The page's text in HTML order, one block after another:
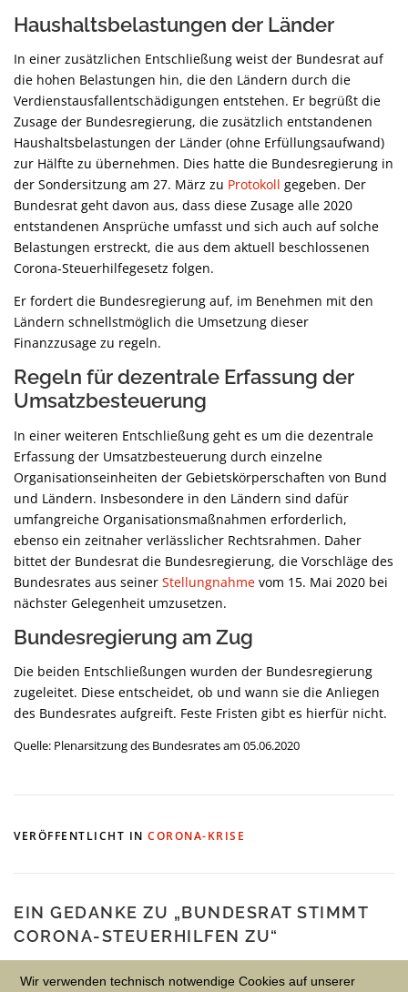
Haushaltsbelastungen der Länder
In einer zusätzlichen Entschließung weist der Bundesrat auf
die hohen Belastungen hin, die den Ländern durch die
Verdienstausfallentschädigungen entstehen. Er begrüßt die
Zusage der Bundesregierung, die zusätzlich entstandenen
Haushaltsbelastungen der Länder (ohne Erfüllungsaufwand)
zur Hälfte zu übernehmen. Dies hatte die Bundesregierung in
der Sondersitzung am 27. März zu Protokoll gegeben. Der
Bundesrat geht davon aus, dass diese Zusage alle 2020
entstandenen Ansprüche umfasst und sich auch auf solche
Belastungen erstreckt, die aus dem aktuell beschlossenen
Corona-Steuerhilfegesetz folgen.
Er fordert die Bundesregierung auf, im Benehmen mit den
Ländern schnellstmöglich die Umsetzung dieser
Finanzzusage zu regeln.
Regeln für dezentrale Erfassung der
Umsatzbesteuerung
In einer weiteren Entschließung geht es um die dezentrale
Erfassung der Umsatzbesteuerung durch einzelne
Organisationseinheiten der Gebietskörperschaften von Bund
und Ländern. Insbesondere in den Ländern sind dafür
umfangreiche Organisationsmaßnahmen erforderlich,
ebenso ein zeitnaher verlässlicher Rechtsrahmen. Daher
bittet der Bundesrat die Bundesregierung, die Vorschläge des
Bundesrates aus seiner Stellungnahme vom 15. Mai 2020 bei
nächster Gelegenheit umzusetzen.
Bundesregierung am Zug
Die beiden Entschließungen wurden der Bundesregierung
zugeleitet. Diese entscheidet, ob und wann sie die Anliegen
des Bundesrates aufgreift. Feste Fristen gibt es hierfür nicht.
Quelle: Plenarsitzung des Bundesrates am 05.06.2020
VERÖFFENTLICHT IN CORONA-KRISE
EIN GEDANKE ZU „BUNDESRAT STIMMT
CORONA-STEUERHILFEN ZU“
Wir verwenden technisch notwendige Cookies auf unserer